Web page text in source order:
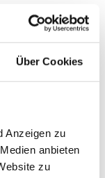
Über Cookies
Anzeigen zu
anbieten
zu